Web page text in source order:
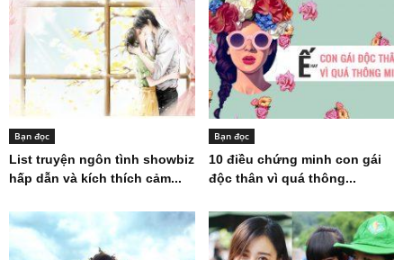
Bạn đọc
List truyện ngôn tình showbiz
hấp dẫn và kích thích cảm...
Bạn đọc
10 điều chứng minh con gái
độc thân vì quá thông...